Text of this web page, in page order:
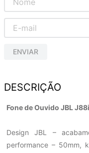
ENVIAR
DESCRIÇÃO
Fone de Ouvido JBL
Design JBL –
performance – 50mm,